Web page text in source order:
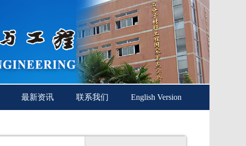
最新资讯 联系我们 English Version